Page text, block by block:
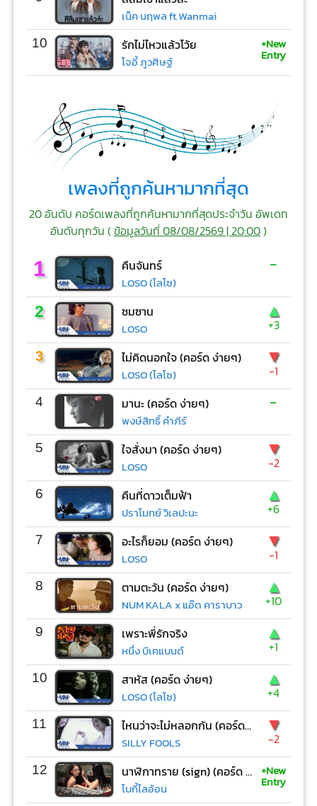
เน็ค นฤพล ft.Wanmai
10 รักไม่ไหวแล้วโว้ย
โจอี้ ภูวศิษฐ์
+New
Entry
เพลงที่ถูกค้นหามากที่สุด
20 อันดับ คอร์ดเพลงที่ถูกค้นหามากที่สุดประจำวัน อัพเดท
อันดับทุกวัน (ข้อมูลวันที่ 08/08/2569 | 20:00)
1 คืนจันทร์
LOSO (โลโซ)
-
2 ซมซาน
LOSO
▲
+3
3 ไม่คิดนอกใจ (คอร์ด ง่ายๆ)
LOSO (โลโซ)
▼
-1
4 มานะ (คอร์ด ง่ายๆ)
พงษ์สิทธิ์ คำภีร์
-
5 ใจสั่งมา (คอร์ด ง่ายๆ)
LOSO
▼
-2
6 คืนที่ดาวเต็มฟ้า
ปราโมทย์ วิเลปะนะ
▲
+6
7 อะไรก็ยอม (คอร์ด ง่ายๆ)
LOSO
▼
-1
8 ตามตะวัน (คอร์ด ง่ายๆ)
NUM KALA x แอ๊ด คาราบาว
▲
+10
9 เพราะพี่รักจริง
หนึ่ง บีเคแบนด์
▲
+1
10 สาหัส (คอร์ด ง่ายๆ)
LOSO (โลโซ)
▲
+4
11 ไหนว่าจะไม่หลอกกัน (คอร์ด ง่ายๆ)
SILLY FOOLS
▼
-2
12 นาฬิกาทราย (sign) (คอร์ด ง่ายๆ)
โบกี้ไลอ้อน
+New
Entry